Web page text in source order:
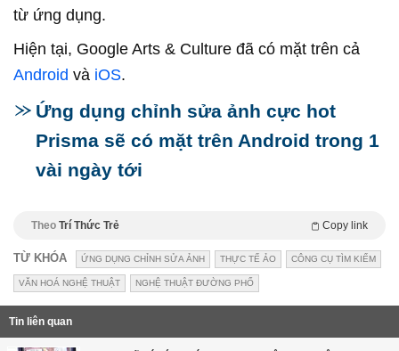
từ ứng dụng.
Hiện tại, Google Arts & Culture đã có mặt trên cả
Android và iOS.
Ứng dụng chỉnh sửa ảnh cực hot
Prisma sẽ có mặt trên Android trong 1
vài ngày tới
Theo Trí Thức Trẻ Copy link
TỪ KHÓA ỨNG DỤNG CHỈNH SỬA ẢNH THỰC TẾ ẢO CÔNG CỤ TÌM KIẾM
VĂN HOÁ NGHỆ THUẬT NGHỆ THUẬT ĐƯỜNG PHỐ
Tin liên quan